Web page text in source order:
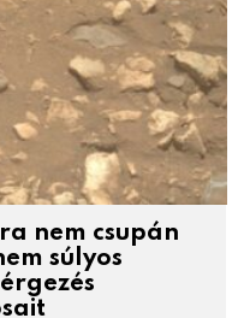
nem csupán
súlyos